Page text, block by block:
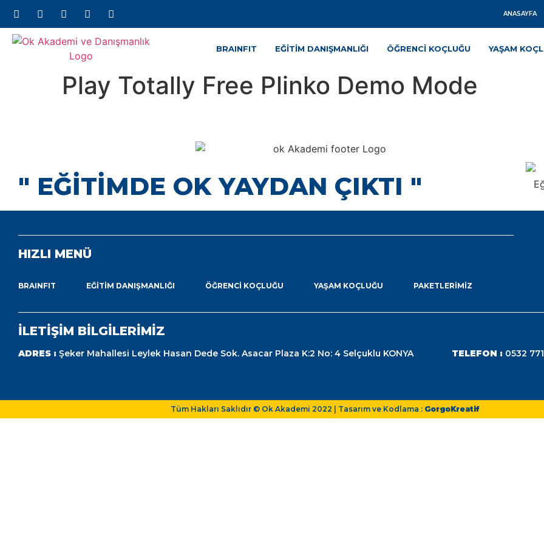
ANASAYFA
BRAINFIT EĞITIM DANIŞMANLIĞI ÖĞRENCI KOÇLUĞU YAŞAM
Play Totally Free Plinko Demo Mode
" EĞİTİMDE OK YAYDAN ÇIKTI "
HIZLI MENÜ
BRAINFIT EĞITIM DANIŞMANLIĞI ÖĞRENCI KOÇLUĞU YAŞAM KOÇLUĞU PAKETLERIMIZ
İLETİŞİM BİLGİLERİMİZ
ADRES : Şeker Mahallesi Leylek Hasan Dede Sok. Asacar Plaza K:2 No: 4 Selçuklu KONYA TELEFON : 0532
Tüm Hakları Saklıdır © Ok Akademi 2022 | Tasarım ve Kodlama : GorgoKreatif